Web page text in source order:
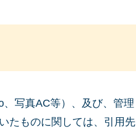
写真AC等）、及び、管理
たものに関しては、引用先